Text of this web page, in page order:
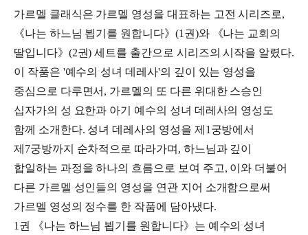
가르멜 클래식은 가르멜 영성을 대표하는 고전 시리즈로,
《나는 하느님 뵙기를 원합니다》(1권)와 《나는 교회의
딸입니다》(2권) 세트를 출간으로 시리즈의 시작을 알렸다.
이 작품은 '예수의 성녀 데레사'의 깊이 있는 영성을
중심으로 다루면서, 가르멜의 또 다른 위대한 스승인
십자가의 성 요한과 아기 예수의 성녀 데레사의 영성도
함께 소개한다. 성녀 데레사의 영성을 제1궁방에서
제7궁방까지 순차적으로 따라가며, 하느님과 깊이
합일하는 과정을 하나의 흐름으로 보여 주고, 이와 더불어
다른 가르멜 성인들의 영성을 연관 지어 소개함으로써
가르멜 영성의 정수를 한 작품에 담아냈다.
1권 《나는 하느님 뵙기를 원합니다》는 예수의 성녀